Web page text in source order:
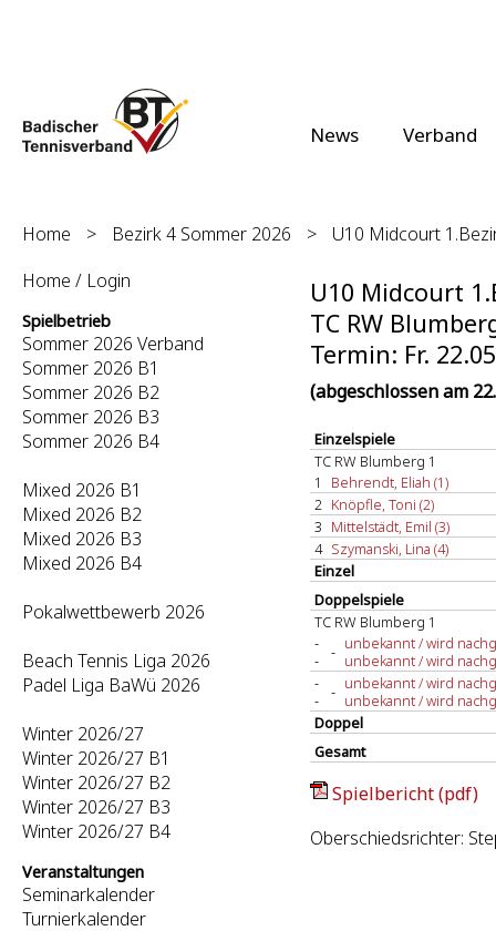
News Verband
Home > Bezirk 4 Sommer 2026 >
U10 Midcourt
Home / Login
Spielbetrieb
Sommer 2026 Verband
Sommer 2026 B1
Sommer 2026 B2
Sommer 2026 B3
Sommer 2026 B4
Mixed 2026 B1
Mixed 2026 B2
Mixed 2026 B3
Mixed 2026 B4
Pokalwettbewerb 2026
Beach Tennis Liga 2026
Padel Liga BaWü 2026
Winter 2026/27
Winter 2026/27 B1
Winter 2026/27 B2
Winter 2026/27 B3
Winter 2026/27 B4
Veranstaltungen
Seminarkalender
Turnierkalender
U10 Midcourt
TC RW
Termin: Fr.
(abgeschlossen am
Einzelspiele
TC RW Blumberg 1
1
Behrendt, Eliah (1)
2 Knöpfle, Toni (2)
3 Mittelstädt, Emil (3)
4 Szymanski, Lina (4)
Einzel
Doppelspiele
TC RW Blumberg 1
-
-
- unbekannt / wird
unbekannt / wird
-
-
- unbekannt / wird
unbekannt / wird
Doppel
Gesamt
Spielbericht (pdf)
Oberschiedsrichter: